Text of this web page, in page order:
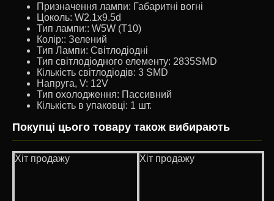
Призначення лампи: Габаритні вогні
Цоколь: W2.1x9.5d
Тип лампи:: W5W (T10)
Колір:: Зелений
Тип Лампи: Світлодіодні
Тип світлодіодного елементу: 2835SMD
Кількість світлодіодів: 3 SMD
Напруга, V: 12V
Тип охолодження: Пассивний
Кількість в упаковці: 1 шт.
Покупці цього товару також вибирають
Хіт продажу Хіт продажу